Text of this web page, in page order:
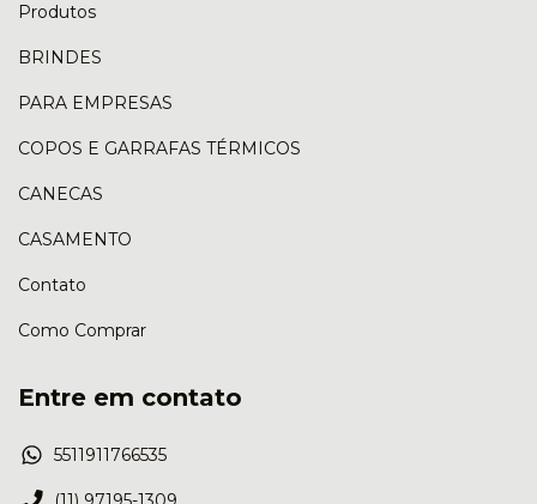
Produtos
BRINDES
PARA EMPRESAS
COPOS E GARRAFAS TÉRMICOS
CANECAS
CASAMENTO
Contato
Como Comprar
Entre em contato
5511911766535